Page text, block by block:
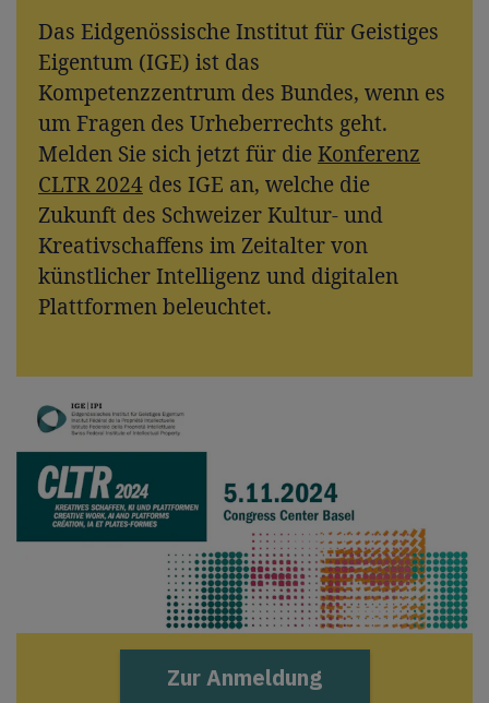
Das Eidgenössische Institut für Geistiges
Eigentum (IGE) ist das
Kompetenzzentrum des Bundes, wenn es
um Fragen des Urheberrechts geht.
Melden Sie sich jetzt für dieKonferenz
CLTR 2024 des IGE an, welche die
Zukunft des Schweizer Kultur- und
Kreativschaffens im Zeitalter von
künstlicher Intelligenz und digitalen
Plattformen beleuchtet.
Zur Anmeldung